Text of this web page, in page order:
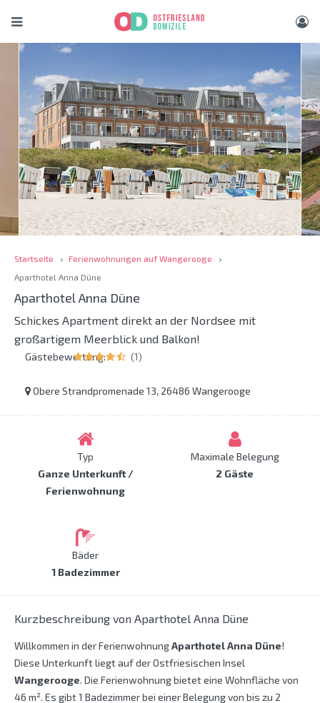
Startseite
Ferienwohnungen auf Wangerooge
Aparthotel Anna Düne
Aparthotel Anna Düne
Schickes Apartment direkt an der Nordsee mit
großartigem Meerblick und Balkon!
Gästebewertung: (1)
Obere Strandpromenade 13, 26486 Wangerooge
Typ
Ganze Unterkunft /
Ferienwohnung
Maximale Belegung
2 Gäste
Bäder
1 Badezimmer
Kurzbeschreibung von Aparthotel Anna Düne
Willkommen in der FerienwohnungAparthotel Anna Düne!
Diese Unterkunft liegt auf der Ostfriesischen Insel
Wangerooge. Die Ferienwohnung bietet eine Wohnfläche von
46 m². Es gibt 1 Badezimmer bei einer Belegung von bis zu 2